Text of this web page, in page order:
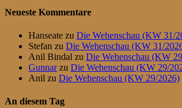
Neueste Kommentare
Hanseate zu Die Wehenschau (KW 31/
Stefan zu Die Wehenschau (KW 31/
Anil Bindal zu Die Wehenschau (KW
Gunnarzu Die Wehenschau (KW 29/
Anil zu Die Wehenschau (KW 29/2026)
An diesem Tag